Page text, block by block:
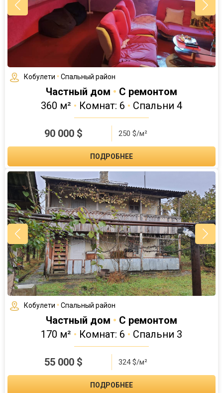
Кобулети • Спальный район
Частный дом • С ремонтом
360 м² • Комнат: 6 • Спальни 4
90 000$ 250 $/м²
ПОДРОБНЕЕ
Кобулети • Спальный район
Частный дом • С ремонтом
170 м² • Комнат: 6 • Спальни 3
55 000$ 324 $/м²
ПОДРОБНЕЕ